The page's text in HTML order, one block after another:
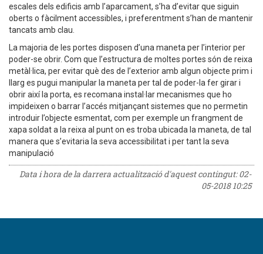
escales dels edificis amb l’aparcament, s’ha d’evitar que siguin
oberts o fàcilment accessibles, i preferentment s’han de mantenir
tancats amb clau.
La majoria de les portes disposen d’una maneta per l’interior per
poder-se obrir. Com que l’estructura de moltes portes són de reixa
metàl·lica, per evitar què des de l’exterior amb algun objecte prim i
llarg es pugui manipular la maneta per tal de poder-la fer girar i
obrir així la porta, es recomana instal·lar mecanismes que ho
impideixen o barrar l’accés mitjançant sistemes que no permetin
introduir l’objecte esmentat, com per exemple un frangment de
xapa soldat a la reixa al punt on es troba ubicada la maneta, de tal
manera que s’evitaria la seva accessibilitat i per tant la seva
manipulació
Data i hora de la darrera actualització d'aquest contingut:02-
05-2018 10:25